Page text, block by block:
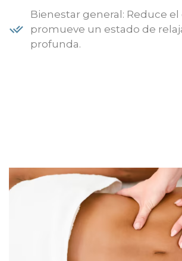
Bienestar general: Reduce el
promueve un estado de
profunda.